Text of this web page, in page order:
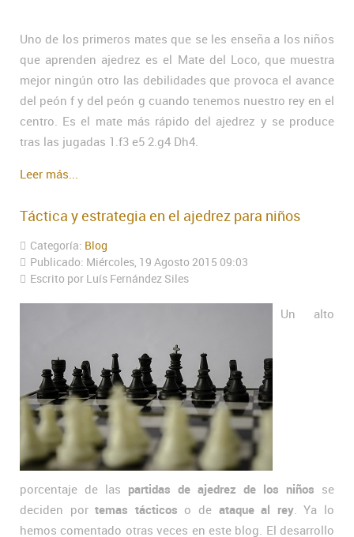
Uno de los primeros mates que se les enseña a los niños
que aprenden ajedrez es el Mate del Loco, que muestra
mejor ningún otro las debilidades que provoca el avance
del peón f y del peón g cuando tenemos nuestro rey en el
centro. Es el mate más rápido del ajedrez y se produce
tras las jugadas 1.f3 e5 2.g4 Dh4.
Leer más...
Táctica y estrategia en el ajedrez para niños
Categoría: Blog
Publicado: Miércoles, 19 Agosto 2015 09:03
Escrito por Luís Fernández Siles
Un alto
porcentaje de las partidas de ajedrez de los niños se
deciden portemas tácticos o de ataque al rey. Ya lo
hemos comentado otras veces en este blog. El desarrollo